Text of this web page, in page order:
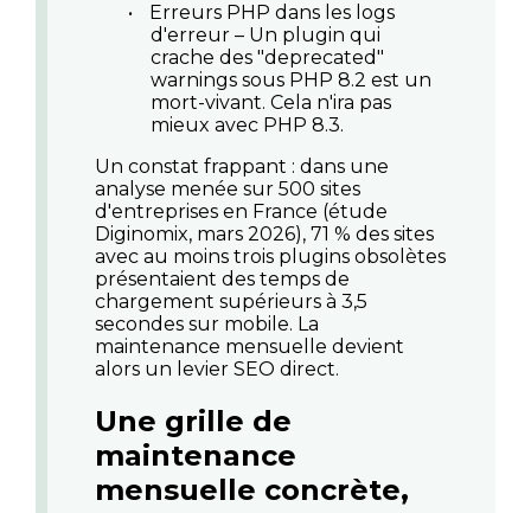
•
Erreurs PHP dans les logs
d'erreur – Un plugin qui
crache des "deprecated"
warnings sous PHP 8.2 est un
mort-vivant. Cela n'ira pas
mieux avec PHP 8.3.
Un constat frappant : dans une
analyse menée sur 500 sites
d'entreprises en France (étude
Diginomix, mars 2026), 71 % des sites
avec au moins trois plugins obsolètes
présentaient des temps de
chargement supérieurs à 3,5
secondes sur mobile. La
maintenance mensuelle devient
alors un levier SEO direct.
Une grille de
maintenance
mensuelle concrète,